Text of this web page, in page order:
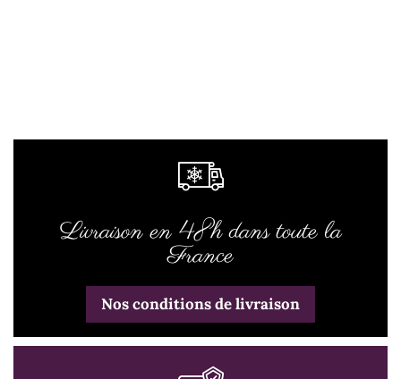
Livraison en 48h dans toute la
France
Nos conditions de livraison